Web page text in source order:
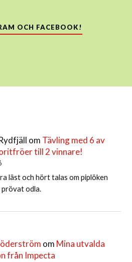
OCH FACEBOOK!
om Tävling med 6 av
till 2 vinnare!
läst och hört talas om piplöken
prövat odla.
om Mina utvalda
från Impecta